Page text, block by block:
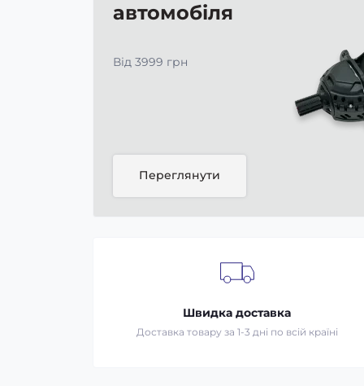
автомобіля
Від 3999 грн
Переглянути
Швидка доставка
Доставка товару за 1-3 дні по всій країні